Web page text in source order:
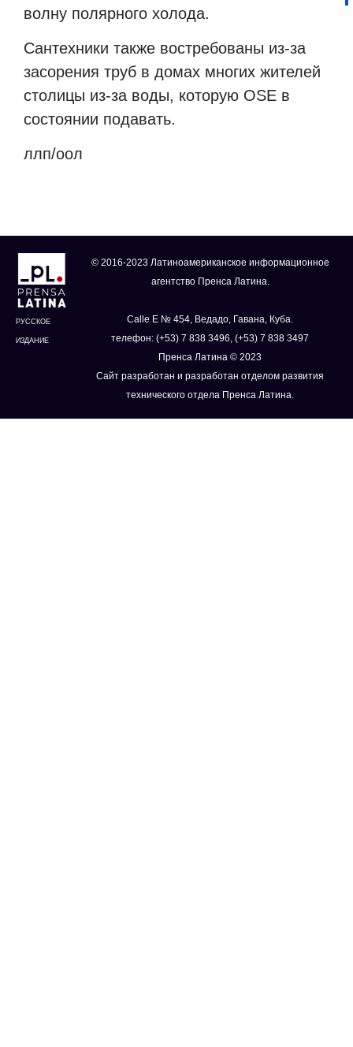
волну полярного холода.
Сантехники также востребованы из-за
засорения труб в домах многих жителей
столицы из-за воды, которую OSE в
состоянии подавать.
ллп/оол
РУССКОЕ
ИЗДАНИЕ
© 2016-2023 Латиноамериканское информационное
агентство Пренса Латина.
Calle E № 454, Ведадо, Гавана, Куба.
телефон: (+53) 7 838 3496, (+53) 7 838 3497
Пренса Латина © 2023
Сайт разработан и разработан отделом развития
технического отдела Пренса Латина.